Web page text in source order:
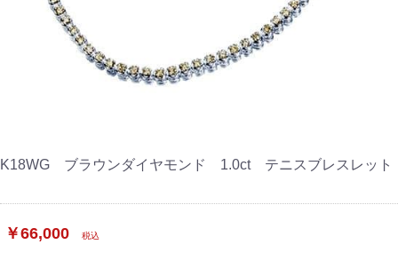
K18WG ブラウンダイヤモンド 1.0ct テニスブレスレット
￥66,000 税込